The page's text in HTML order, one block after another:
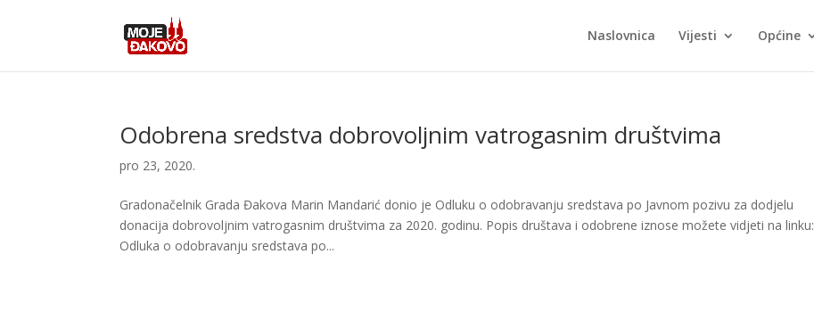
Naslovnica Vijesti Općine
Odobrena sredstva dobrovoljnim vatrogasnim društvima
pro 23, 2020.
Gradonačelnik Grada Đakova Marin Mandarić donio je Odluku o odobravanju sredstava po Javnom pozivu za dodjelu
donacija dobrovoljnim vatrogasnim društvima za 2020. godinu. Popis društava i odobrene iznose možete vidjeti na linku:
Odluka o odobravanju sredstava po...